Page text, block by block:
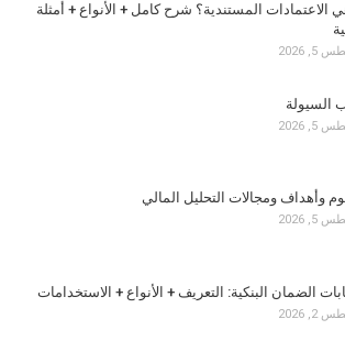
الاعتمادات المستندية؟ شرح كامل + الأنواع + أمثلة
2026
السيولة
2026
وأهداف ومجالات التحليل المالي
2026
الضمان البنكية: التعريف + الأنواع + الاستخدامات
2, 2026